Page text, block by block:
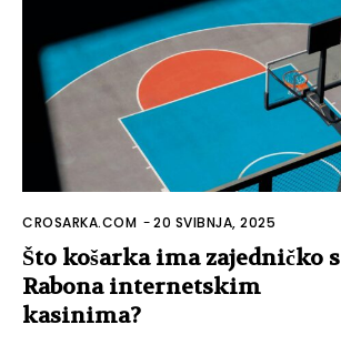
CROSARKA.COM -20 SVIBNJA, 2025
Što košarka ima zajedničko s
Rabona internetskim
kasinima?